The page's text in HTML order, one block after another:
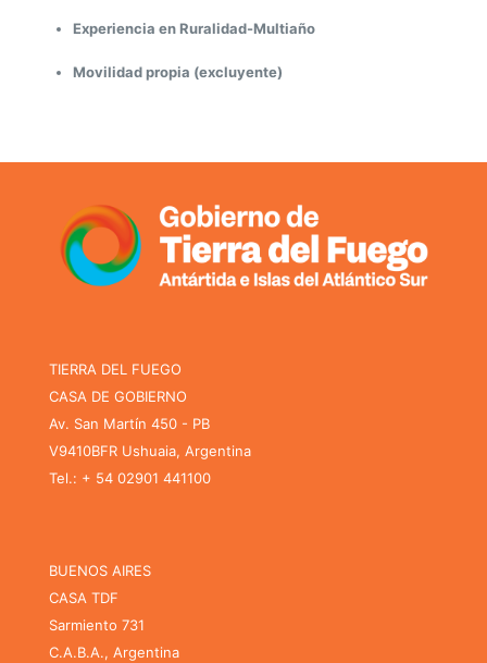
Experiencia en Ruralidad-Multiaño
Movilidad propia (excluyente)
TIERRA DEL FUEGO
CASA DE GOBIERNO
Av. San Martín 450 - PB
V9410BFR Ushuaia, Argentina
Tel.: + 54 02901 441100
BUENOS AIRES
CASA TDF
Sarmiento 731
C.A.B.A., Argentina